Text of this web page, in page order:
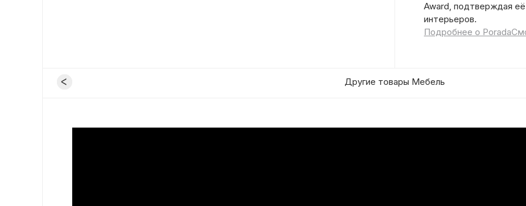
Award, подтверждая
интерьеров.
Подробнее о Porada
Другие товары Мебель